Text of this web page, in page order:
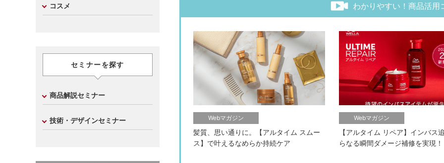
わかりやすい！商品活用
Webマガジン
髪質、思い通りに。【アルタイム スムー
ス】で叶えるなめらか持続ケア
Webマガジン
【アルタイム リペア】インバス
らなる瞬間ダメージ補修を実現！
コスメ
セミナーを探す
商品解説セミナー
技術・デザインセミナー